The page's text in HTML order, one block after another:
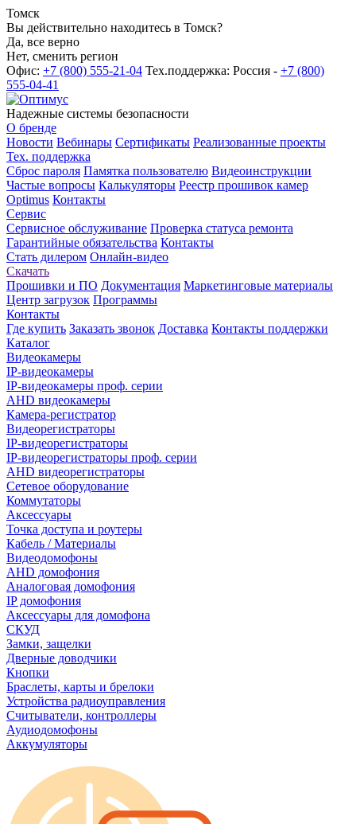
Томск
Вы действительно находитесь в Томск?
Да, все верно
Нет, сменить регион
Офис: +7 (800) 555-21-04 Тех.поддержка: Россия - +7 (800)
555-04-41
Надежные системы безопасности
О бренде
Новости Вебинары Сертификаты Реализованные проекты
Тех. поддержка
Сброс пароля Памятка пользователю Видеоинструкции
Частые вопросы Калькуляторы Реестр прошивок камер
Optimus Контакты
Сервис
Сервисное обслуживание Проверка статуса ремонта
Гарантийные обязательства Контакты
Стать дилером Онлайн-видео
Скачать
Прошивки и ПО Документация Маркетинговые материалы
Центр загрузок Программы
Контакты
Где купить Заказать звонок Доставка Контакты поддержки
Каталог
Видеокамеры
IP-видеокамеры
IP-видеокамеры проф. серии
AHD видеокамеры
Камера-регистратор
Видеорегистраторы
IP-видеорегистраторы
IP-видеорегистраторы проф. серии
AHD видеорегистраторы
Сетевое оборудование
Коммутаторы
Аксессуары
Точка доступа и роутеры
Кабель / Материалы
Видеодомофоны
AHD домофония
Аналоговая домофония
IP домофония
Аксессуары для домофона
СКУД
Замки, защелки
Дверные доводчики
Кнопки
Браслеты, карты и брелоки
Устройства радиоуправления
Считыватели, контроллеры
Аудиодомофоны
Аккумуляторы